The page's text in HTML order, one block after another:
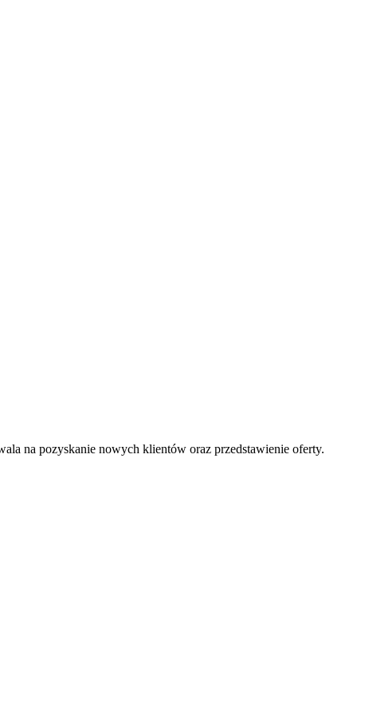
na pozyskanie nowych klientów oraz przedstawienie oferty.